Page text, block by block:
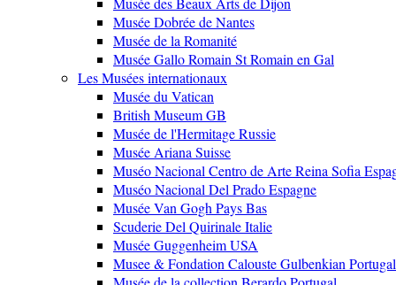
Musée Dobrée de Nantes
Musée de la Romanité
Musée Gallo Romain St Romain en Gal
Les Musées internationaux
Musée du Vatican
British Museum GB
Musée de l'Hermitage Russie
Musée Ariana Suisse
Muséo Nacional Centro de Arte Reina Sofia
Muséo Nacional Del Prado Espagne
Musée Van Gogh Pays Bas
Scuderie Del Quirinale Italie
Musée Guggenheim USA
Musee & Fondation Calouste Gulbenkian Portugal